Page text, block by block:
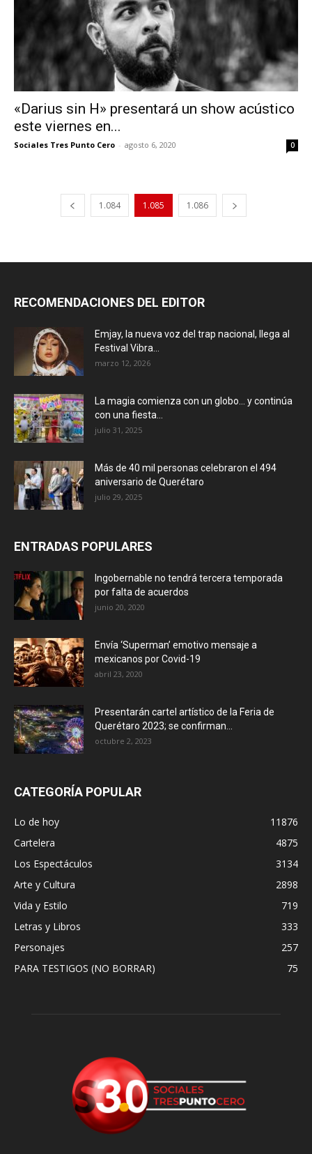
«Darius sin H» presentará un show acústico
este viernes en...
Sociales Tres Punto Cero - agosto 6, 2020 0
1.084 1.085 1.086
RECOMENDACIONES DEL EDITOR
Emjay, la nueva voz del trap nacional, llega al
Festival Vibra...
marzo 12, 2026
La magia comienza con un globo… y continúa
con una fiesta...
julio 31, 2025
Más de 40 mil personas celebraron el 494
aniversario de Querétaro
julio 29, 2025
ENTRADAS POPULARES
Ingobernable no tendrá tercera temporada
por falta de acuerdos
junio 20, 2020
Envía ‘Superman’ emotivo mensaje a
mexicanos por Covid-19
abril 23, 2020
Presentarán cartel artístico de la Feria de
Querétaro 2023; se confirman...
octubre 2, 2023
CATEGORÍA POPULAR
Lo de hoy
11876
Cartelera
4875
Los Espectáculos
3134
Arte y Cultura
2898
Vida y Estilo
719
Letras y Libros
333
Personajes
257
PARA TESTIGOS (NO BORRAR)
75